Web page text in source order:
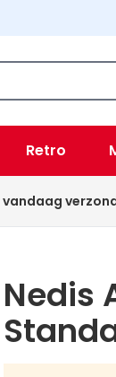
Retro
vandaag
Nedis